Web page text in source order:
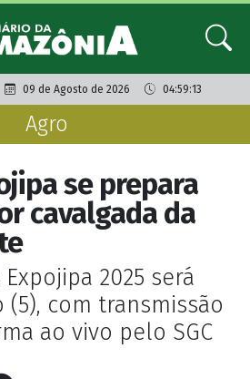
09 de Agosto de 2026 04:59:13
Agro
se prepara
cavalgada da
2025 será
(5), com transmissão
ao vivo pelo SGC